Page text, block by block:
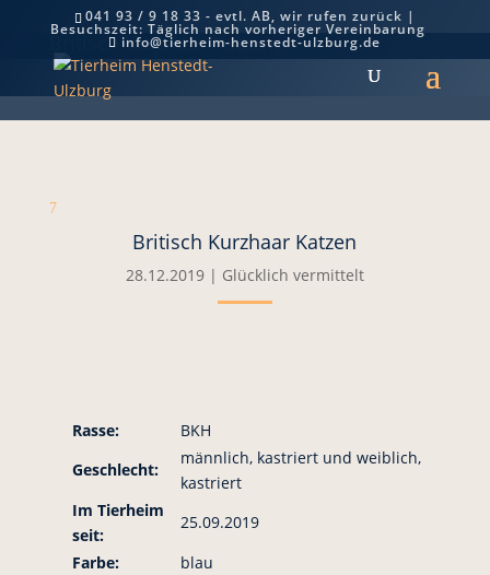
041 93 / 9 18 33 - evtl. AB, wir rufen zurück |
Besuchszeit: Täglich nach vorheriger Vereinbarung
info@tierheim-henstedt-ulzburg.de
Britisch Kurzhaar Katzen
7
Britisch Kurzhaar Katzen
28.12.2019| Glücklich vermittelt
Rasse:
BKH
Geschlecht:
männlich, kastriert und weiblich,
kastriert
Im Tierheim
seit:
25.09.2019
Farbe:
blau